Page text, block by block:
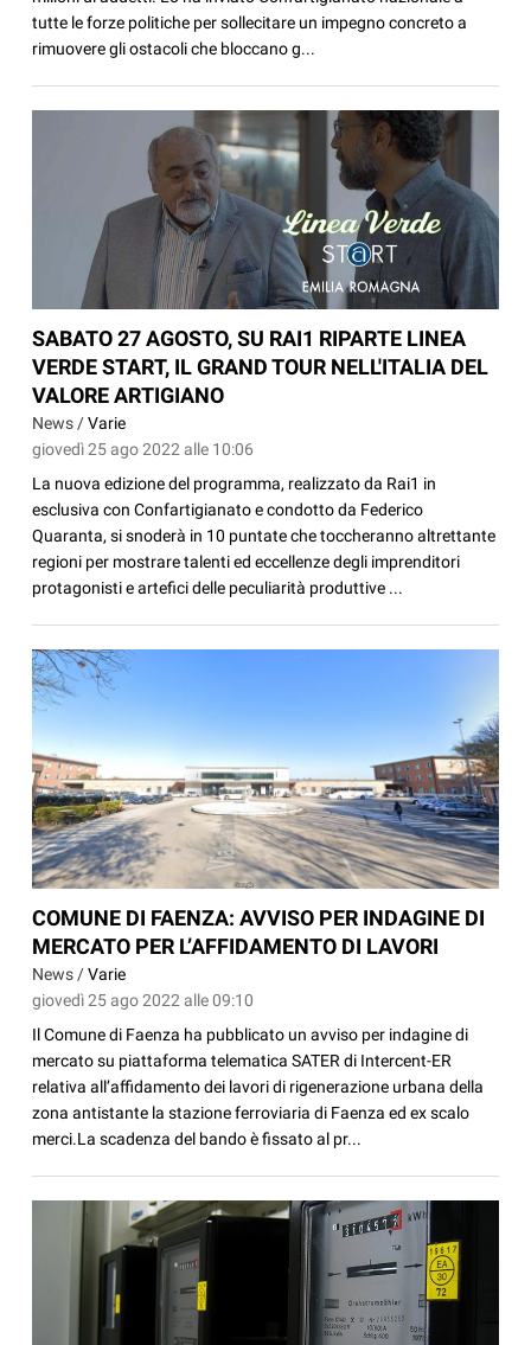
tutte le forze politiche per sollecitare un impegno concreto a
rimuovere gli ostacoli che bloccano g...
SABATO 27 AGOSTO, SU RAI1 RIPARTE LINEA
VERDE START, IL GRAND TOUR NELL'ITALIA DEL
VALORE ARTIGIANO
News /Varie
giovedì 25 ago 2022 alle 10:06
La nuova edizione del programma, realizzato da Rai1 in
esclusiva con Confartigianato e condotto da Federico
Quaranta, si snoderà in 10 puntate che toccheranno altrettante
regioni per mostrare talenti ed eccellenze degli imprenditori
protagonisti e artefici delle peculiarità produttive ...
COMUNE DI FAENZA: AVVISO PER INDAGINE DI
MERCATO PER L’AFFIDAMENTO DI LAVORI
News /Varie
giovedì 25 ago 2022 alle 09:10
Il Comune di Faenza ha pubblicato un avviso per indagine di
mercato su piattaforma telematica SATER di Intercent-ER
relativa all’affidamento dei lavori di rigenerazione urbana della
zona antistante la stazione ferroviaria di Faenza ed ex scalo
merci.La scadenza del bando è fissato al pr...